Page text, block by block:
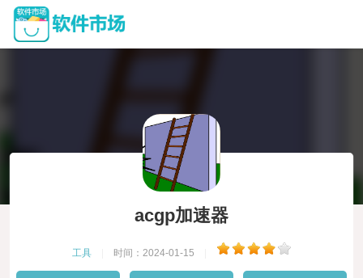
acgp加速器
工具 时间：2024-01-15